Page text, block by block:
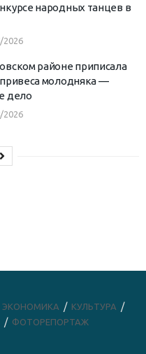
народных танцев в
2026
районе приписала
молодняка —
дело
2026
ЭКОНОМИКА
КУЛЬТУРА
ФОТОРЕПОРТАЖ